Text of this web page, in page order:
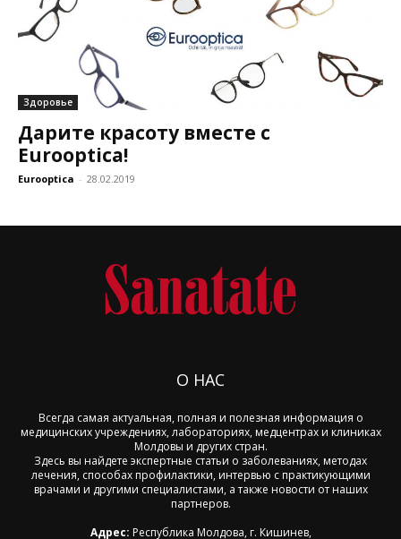
Здоровье
Дарите красоту вместе с
Eurooptica!
Eurooptica - 28.02.2019
О НАС
Всегда самая актуальная, полная и полезная информация о
медицинских учреждениях, лабораториях, медцентрах и клиниках
Молдовы и других стран.
Здесь вы найдете экспертные статьи о заболеваниях, методах
лечения, способах профилактики, интервью с практикующими
врачами и другими специалистами, а также новости от наших
партнеров.
Адрес: Республика Молдова, г. Кишинев,